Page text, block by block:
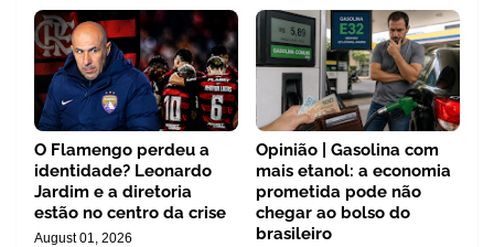
O Flamengo perdeu a
identidade? Leonardo
Jardim e a diretoria
estão no centro da crise
August 01, 2026
Opinião | Gasolina com
mais etanol: a economia
prometida pode não
chegar ao bolso do
brasileiro